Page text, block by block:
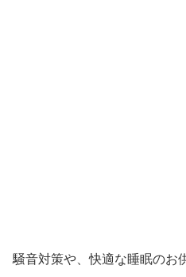
騒音対策や、快適な睡眠のお